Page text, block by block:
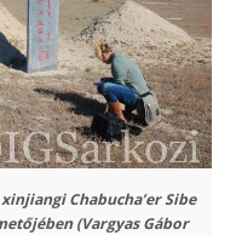
Chabucha’er Sibe
(Vargyas Gábor